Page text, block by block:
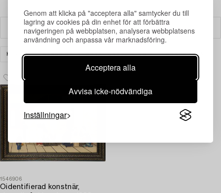
Genom att klicka på "acceptera alla" samtycker du till
lagring av cookies på din enhet för att förbättra
navigeringen på webbplatsen, analysera webbplatsens
användning och anpassa vår marknadsföring.
Acceptera alla
Avvisa icke-nödvändiga
Inställningar
KONST KLASSISK INTERNATIONELL KONST RENSA ALLA
1546906
Oidentifierad konstnär,